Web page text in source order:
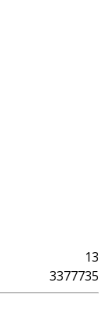
13
3377735